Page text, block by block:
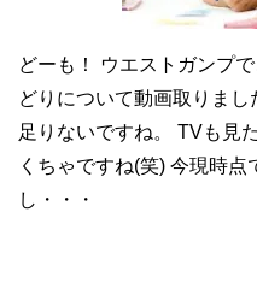
どーも！ ウエストガンプ
どりについて動画取りま
足りないですね。 TVも見
くちゃですね(笑) 今現時
し・・・